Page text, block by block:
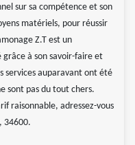
sur sa compétence et son
matériels, pour réussir
Z.T est un
à son savoir-faire et
services auparavant ont été
sont pas du tout chers.
raisonnable, adressez-vous
34600.